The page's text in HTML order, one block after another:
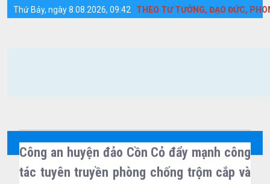
Chi tiết tin tức - Huyện Cồn Cỏ
Thứ Bảy, ngày 8.08.2026, 09:42
MẠNH HỌC TẬP VÀ LÀM THEO TƯ TƯỞNG, ĐẠO ĐỨC, PHONG
Công an huyện đảo Cồn Cỏ đẩy mạnh công
tác tuyên truyền phòng chống trộm cắp và